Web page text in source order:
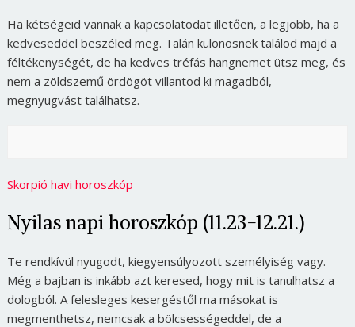
Ha kétségeid vannak a kapcsolatodat illetően, a legjobb, ha a
kedveseddel beszéled meg. Talán különösnek találod majd a
féltékenységét, de ha kedves tréfás hangnemet ütsz meg, és
nem a zöldszemű ördögöt villantod ki magadból,
megnyugvást találhatsz.
Skorpió havi horoszkóp
Nyilas napi horoszkóp (11.23-12.21.)
Te rendkívül nyugodt, kiegyensúlyozott személyiség vagy.
Még a bajban is inkább azt keresed, hogy mit is tanulhatsz a
dologból. A felesleges kesergéstől ma másokat is
megmenthetsz, nemcsak a bölcsességeddel, de a